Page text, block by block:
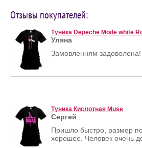
Отзывы покупателей:
Туника Depeche Mode white
Уляна
Замовленням задоволена!
Туника Кислотная Muse
Сергей
Пришло быстро, размер
хорошее. Человек очень